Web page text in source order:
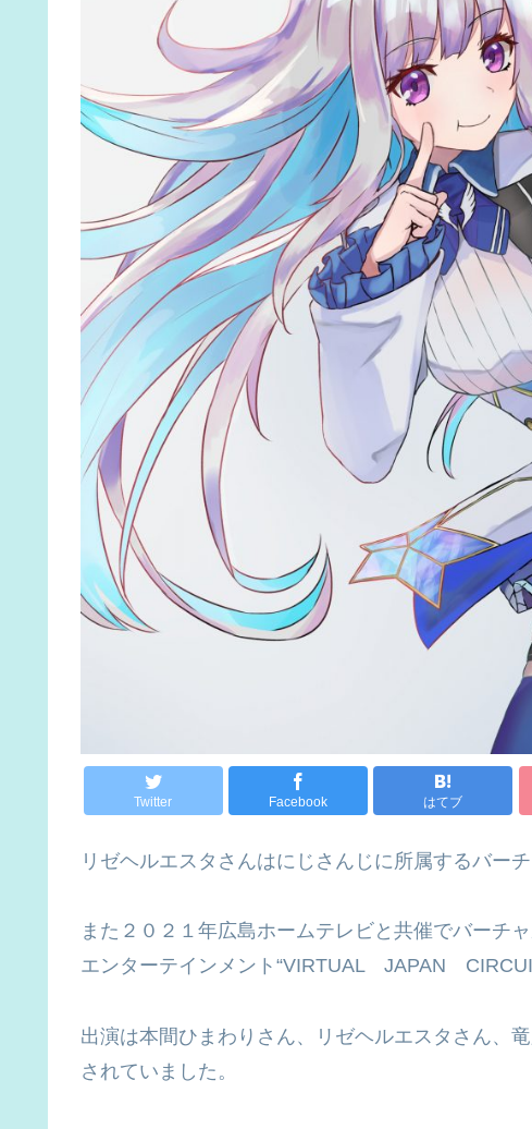
Twitter Facebook はてブ
リゼヘルエスタさんはにじさんじに所属するバーチ
また２０２１年広島ホームテレビと共催でバーチ
エンターテインメント“VIRTUAL JAPAN
出演は本間ひまわりさん、リゼヘルエスタさん、
されていました。